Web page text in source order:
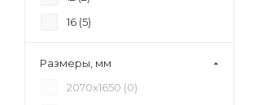
16 (5)
19 (
)
Размеры, мм
2070х1650 (0)